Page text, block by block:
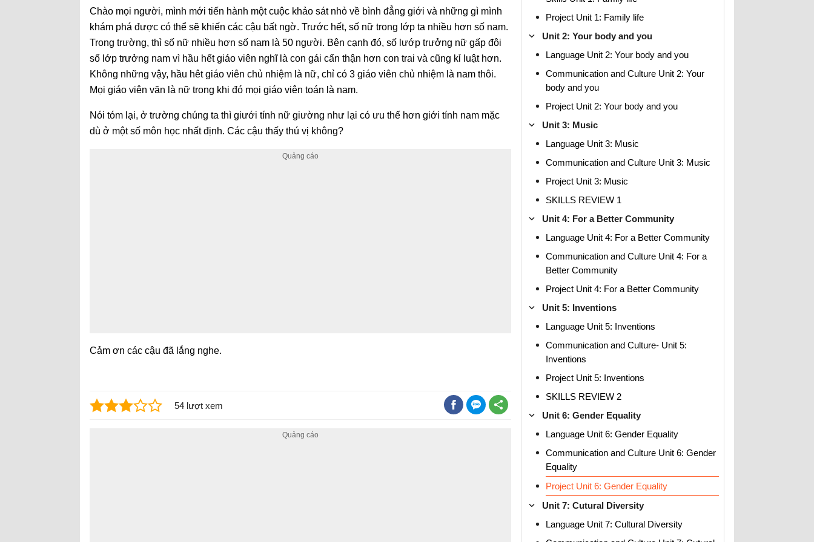
Chào mọi người, mình mới tiến hành một cuộc khảo sát nhỏ về bình đẳng giới và những gì mình
khám phá được có thể sẽ khiến các cậu bất ngờ. Trước hết, số nữ trong lớp ta nhiều hơn số nam.
Trong trường, thì số nữ nhiều hơn số nam là 50 người. Bên cạnh đó, số lướp trưởng nữ gấp đôi
số lớp trưởng nam vì hầu hết giáo viên nghĩ là con gái cẩn thận hơn con trai và cũng kỉ luật hơn.
Không những vậy, hầu hêt giáo viên chủ nhiệm là nữ, chỉ có 3 giáo viên chủ nhiệm là nam thôi.
Mọi giáo viên văn là nữ trong khi đó mọi giáo viên toán là nam.
Nói tóm lại, ở trường chúng ta thì giưới tính nữ giường như lại có ưu thế hơn giới tính nam mặc
dù ở một số môn học nhất định. Các cậu thấy thú vị không?
Cảm ơn các cậu đã lắng nghe.
54 lượt xem
Project Unit 1: Family life
Unit 2: Your body and you
Language Unit 2: Your body and you
Communication and Culture Unit 2: Your
body and you
Project Unit 2: Your body and you
Unit 3: Music
Language Unit 3: Music
Communication and Culture Unit 3: Music
Project Unit 3: Music
SKILLS REVIEW 1
Unit 4: For a Better Community
Language Unit 4: For a Better Community
Communication and Culture Unit 4: For a
Better Community
Project Unit 4: For a Better Community
Unit 5: Inventions
Language Unit 5: Inventions
Communication and Culture- Unit 5:
Inventions
Project Unit 5: Inventions
SKILLS REVIEW 2
Unit 6: Gender Equality
Language Unit 6: Gender Equality
Communication and Culture Unit 6: Gender
Equality
Project Unit 6: Gender Equality
Unit 7: Cutural Diversity
Language Unit 7: Cultural Diversity